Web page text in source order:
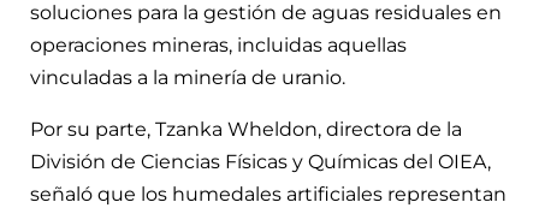
soluciones para la gestión de aguas residuales en
operaciones mineras, incluidas aquellas
vinculadas a la minería de uranio.
Por su parte, Tzanka Wheldon, directora de la
División de Ciencias Físicas y Químicas del OIEA,
señaló que los humedales artificiales representan